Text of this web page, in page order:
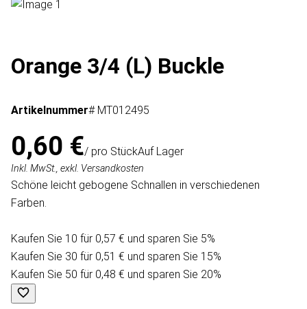
Orange 3/4 (L) Buckle
Artikelnummer# MT012495
0,60 €/ pro StückAuf Lager
Inkl. MwSt., exkl. Versandkosten
Schöne leicht gebogene Schnallen in verschiedenen
Farben.
Kaufen Sie 10 für 0,57 € und sparen Sie 5%
Kaufen Sie 30 für 0,51 € und sparen Sie 15%
Kaufen Sie 50 für 0,48 € und sparen Sie 20%